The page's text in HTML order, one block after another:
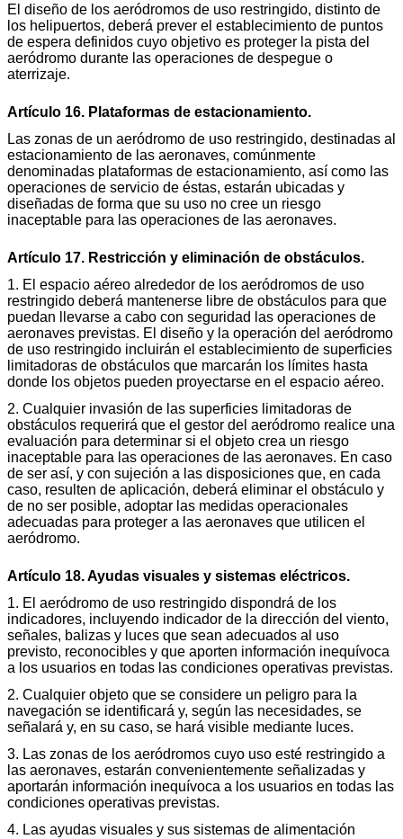
El diseño de los aeródromos de uso restringido, distinto de
los helipuertos, deberá prever el establecimiento de puntos
de espera definidos cuyo objetivo es proteger la pista del
aeródromo durante las operaciones de despegue o
aterrizaje.
Artículo 16. Plataformas de estacionamiento.
Las zonas de un aeródromo de uso restringido, destinadas al
estacionamiento de las aeronaves, comúnmente
denominadas plataformas de estacionamiento, así como las
operaciones de servicio de éstas, estarán ubicadas y
diseñadas de forma que su uso no cree un riesgo
inaceptable para las operaciones de las aeronaves.
Artículo 17. Restricción y eliminación de obstáculos.
1. El espacio aéreo alrededor de los aeródromos de uso
restringido deberá mantenerse libre de obstáculos para que
puedan llevarse a cabo con seguridad las operaciones de
aeronaves previstas. El diseño y la operación del aeródromo
de uso restringido incluirán el establecimiento de superficies
limitadoras de obstáculos que marcarán los límites hasta
donde los objetos pueden proyectarse en el espacio aéreo.
2. Cualquier invasión de las superficies limitadoras de
obstáculos requerirá que el gestor del aeródromo realice una
evaluación para determinar si el objeto crea un riesgo
inaceptable para las operaciones de las aeronaves. En caso
de ser así, y con sujeción a las disposiciones que, en cada
caso, resulten de aplicación, deberá eliminar el obstáculo y
de no ser posible, adoptar las medidas operacionales
adecuadas para proteger a las aeronaves que utilicen el
aeródromo.
Artículo 18. Ayudas visuales y sistemas eléctricos.
1. El aeródromo de uso restringido dispondrá de los
indicadores, incluyendo indicador de la dirección del viento,
señales, balizas y luces que sean adecuados al uso
previsto, reconocibles y que aporten información inequívoca
a los usuarios en todas las condiciones operativas previstas.
2. Cualquier objeto que se considere un peligro para la
navegación se identificará y, según las necesidades, se
señalará y, en su caso, se hará visible mediante luces.
3. Las zonas de los aeródromos cuyo uso esté restringido a
las aeronaves, estarán convenientemente señalizadas y
aportarán información inequívoca a los usuarios en todas las
condiciones operativas previstas.
4. Las ayudas visuales y sus sistemas de alimentación